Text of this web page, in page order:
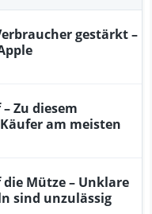
gestärkt –
Zu diesem
am meisten
Mütze – Unklare
sind unzulässig